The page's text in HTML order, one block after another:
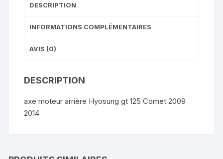
DESCRIPTION
INFORMATIONS COMPLÉMENTAIRES
AVIS (0)
DESCRIPTION
axe moteur arrière Hyosung gt 125 Comet 2009
2014